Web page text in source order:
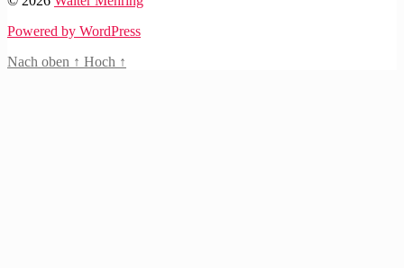
Powered by WordPress
Nach oben ↑ Hoch ↑